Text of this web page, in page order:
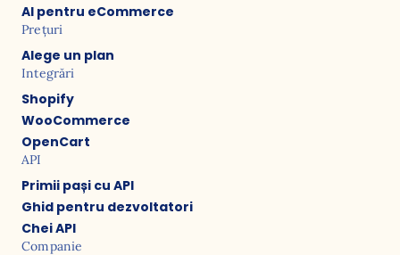
AI pentru eCommerce
Prețuri
Alege un plan
Integrări
Shopify
WooCommerce
OpenCart
API
Primii pași cu API
Ghid pentru dezvoltatori
Chei API
Companie